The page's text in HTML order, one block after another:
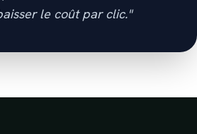
le coût par clic."